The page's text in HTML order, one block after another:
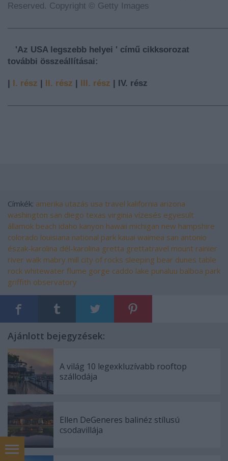
Reserved. Copyright © Getty Images
'Az USA legszebb helyei ' című cikksorozat
további összeállításai:
| I. rész | II. rész | III. rész | IV. rész
Címkék: amerika utazás usa travel kalifornia arizona
washington san diego texas virginia vízesés egyesült
államok beach idaho kanyon hawaii michigan new hampshire
colorado louisiana national park kauai waimea san antonio
észak-karolina dél-karolina gretta grettatravel mount rainier
river walk mabry mill city of rocks sleeping bear dunes table
rock whitewater flume gorge caddo lake punaluu balboa park
griffith observatory
Ajánlott bejegyzések:
A világ 10 legexkluzívabb rooftop
szállodája
Ellen DeGeneres balinéz stílusú
csodavillája
H O T E L E K